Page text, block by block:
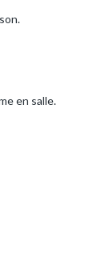
en salle.